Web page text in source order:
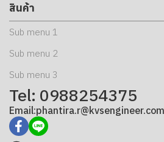
สินค้า
Sub menu 1
Sub menu 2
Sub menu 3
Tel: 0988254375
Email:phantira.r@kvsengineer.com